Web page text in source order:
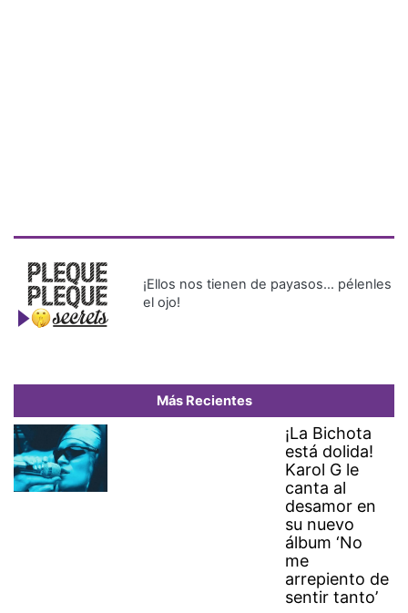
¡Ellos nos tienen de payasos… pélenles
el ojo!
Más Recientes
¡La Bichota
está dolida!
Karol G le
canta al
desamor en
su nuevo
álbum ‘No
me
arrepiento de
sentir tanto’